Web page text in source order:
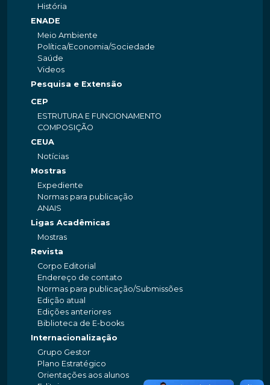
História
ENADE
Meio Ambiente
Política/Economia/Sociedade
Saúde
Videos
Pesquisa e Extensão
CEP
ESTRUTURA E FUNCIONAMENTO
COMPOSIÇÃO
CEUA
Notícias
Mostras
Expediente
Normas para publicação
ANAIS
Ligas Acadêmicas
Mostras
Revista
Corpo Editorial
Endereço de contato
Normas para publicação/Submissões
Edição atual
Edições anteriores
Biblioteca de E-books
Internacionalização
Grupo Gestor
Plano Estratégico
Orientações aos alunos